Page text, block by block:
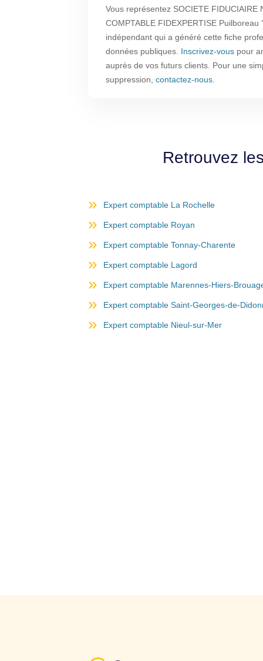
Vous représentez SOCIETE FIDUCIAIRE
COMPTABLE FIDEXPERTISE
indépendant qui a généré cette fiche
données publiques. Inscrivez-vous pour
auprès de vos futurs clients. Pour une
suppression, contactez-nous
Retrouvez
Expert comptable La Rochelle
Expert comptable Royan
Expert comptable Tonnay-Charente
Expert comptable Lagord
Expert comptable Marennes-Hiers-
Expert comptable Saint-Georges-de-
Expert comptable Nieul-sur-Mer